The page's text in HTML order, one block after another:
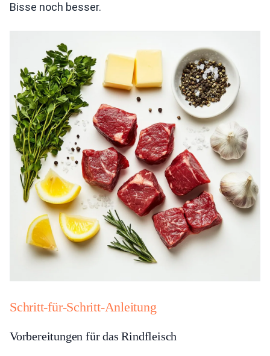
Bisse noch besser.
Schritt-für-Schritt-Anleitung
Vorbereitungen für das Rindfleisch